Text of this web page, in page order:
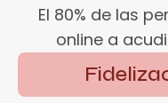
El 80% de las
online a